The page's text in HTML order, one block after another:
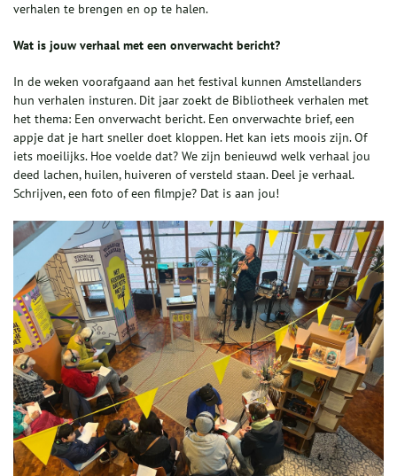
verhalen te brengen en op te halen.
Wat is jouw verhaal met een onverwacht bericht?
In de weken voorafgaand aan het festival kunnen Amstellanders
hun verhalen insturen. Dit jaar zoekt de Bibliotheek verhalen met
het thema: Een onverwacht bericht. Een onverwachte brief, een
appje dat je hart sneller doet kloppen. Het kan iets moois zijn. Of
iets moeilijks. Hoe voelde dat? We zijn benieuwd welk verhaal jou
deed lachen, huilen, huiveren of versteld staan. Deel je verhaal.
Schrijven, een foto of een filmpje? Dat is aan jou!